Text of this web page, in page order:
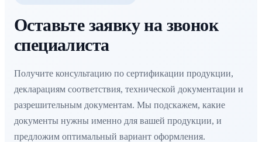
Оставьте заявку на звонок
специалиста
Получите консультацию по сертификации продукции,
декларациям соответствия, технической документации и
разрешительным документам. Мы подскажем, какие
документы нужны именно для вашей продукции, и
предложим оптимальный вариант оформления.